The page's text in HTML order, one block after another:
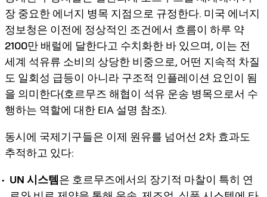
장 중요한 에너지 병목 지점으로 규정한다. 미국 에너지
정보청은 이전에 정상적인 조건에서 흐름이 하루 약
2100만 배럴에 달한다고 수치화한 바 있으며, 이는 전
세계 석유류 소비의 상당한 비중으로, 어떤 지속적 차질
도 일회성 급등이 아니라 구조적 인플레이션 요인이 됨
을 의미한다(호르무즈 해협이 석유 운송 병목으로서 수
행하는 역할에 대한 EIA 설명 참조).
동시에 국제기구들은 이제 원유를 넘어선 2차 효과도
추적하고 있다:
UN 시스템은 호르무즈에서의 장기적 마찰이 특히 연